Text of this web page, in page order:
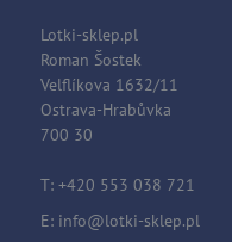
Lotki-sklep.pl
Roman Šostek
Velflíkova 1632/11
Ostrava-Hrabůvka
700 30
T: +420 553 038 721
E: info@lotki-sklep.pl